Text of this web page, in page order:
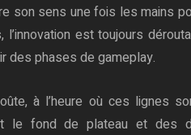
son sens une fois les mains
est toujours
des phases de gameplay.
à l’heure où ces lignes
le fond de plateau et des